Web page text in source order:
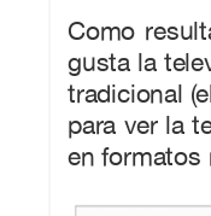
Como
gusta la
tradicional
para ver la
en formatos